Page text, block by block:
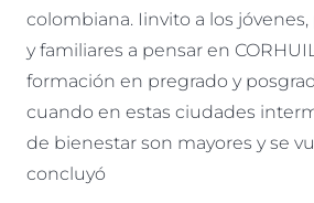
colombiana. Iinvito a los
y familiares a pensar en
formación en pregrado y
cuando en estas ciudades
de bienestar son mayores y se
concluyó